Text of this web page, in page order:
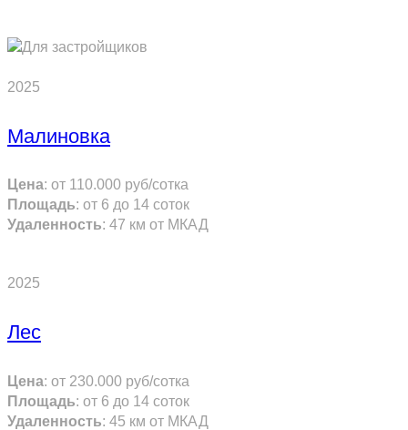
2025
Малиновка
Цена: от 110.000 руб/сотка
Площадь: от 6 до 14 соток
Удаленность: 47 км от МКАД
2025
Лес
Цена: от 230.000 руб/сотка
Площадь: от 6 до 14 соток
Удаленность: 45 км от МКАД